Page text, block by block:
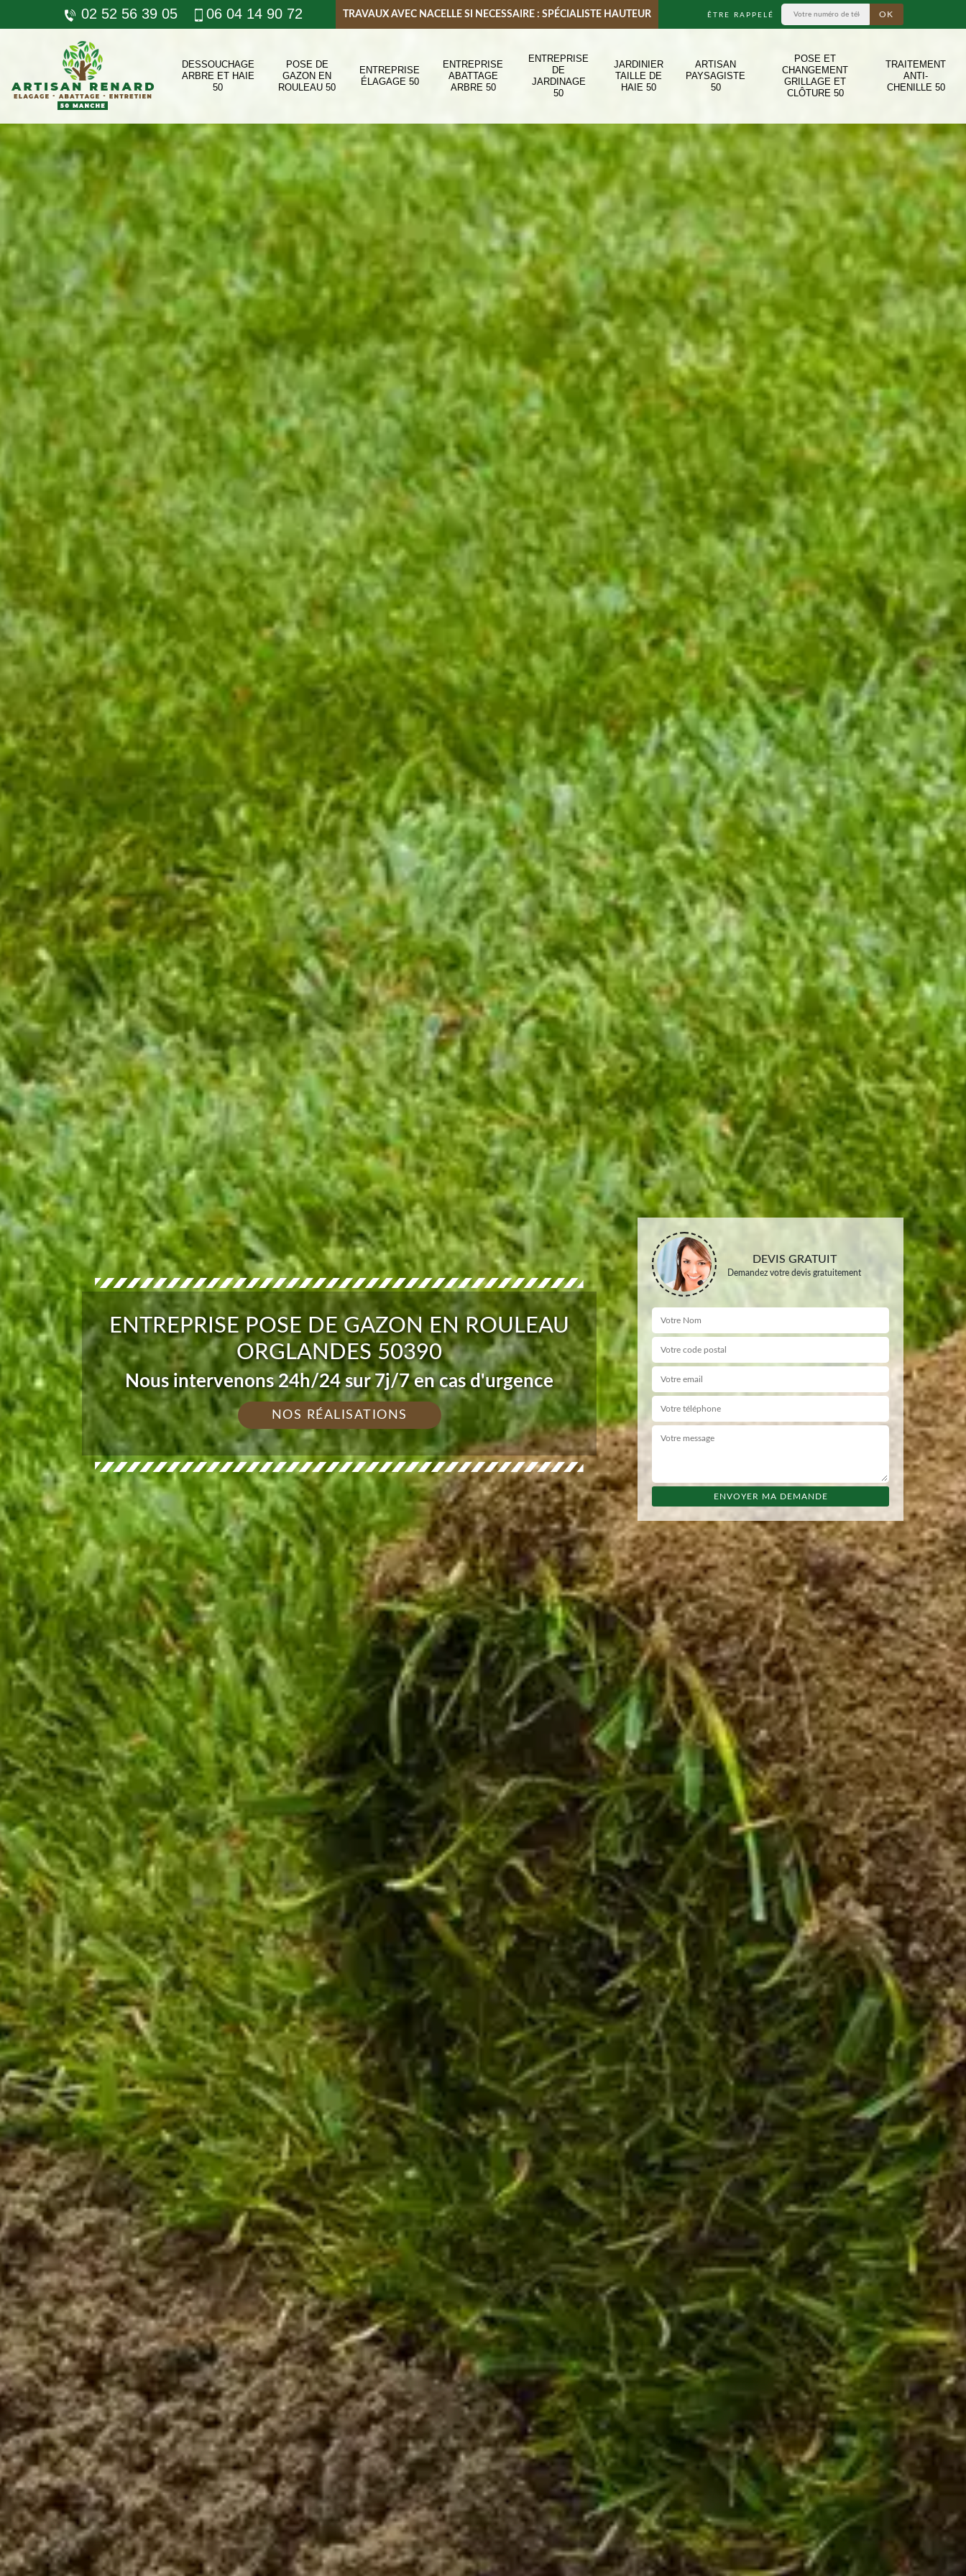
02 52 56 39 05 06 04 14 90 72 TRAVAUX AVEC NACELLE SI NECESSAIRE : SPÉCIALISTE HAUTEUR ÊTRE RAPPELÉ
DESSOUCHAGE
ARBRE ET HAIE
50
POSE DE
GAZON EN
ROULEAU 50
ENTREPRISE
ÉLAGAGE 50
ENTREPRISE
ABATTAGE
ARBRE 50
ENTREPRISE
DE
JARDINAGE
50
JARDINIER
TAILLE DE
HAIE 50
ARTISAN
PAYSAGISTE
50
POSE ET
CHANGEMENT
GRILLAGE ET
CLÔTURE 50
TRAITEMENT
ANTI-
CHENILLE 50
ENTREPRISE POSE DE GAZON EN ROULEAU
ORGLANDES 50390
Nous intervenons 24h/24 sur 7j/7 en cas d'urgence
NOS RÉALISATIONS
DEVIS GRATUIT
Demandez votre devis gratuitement